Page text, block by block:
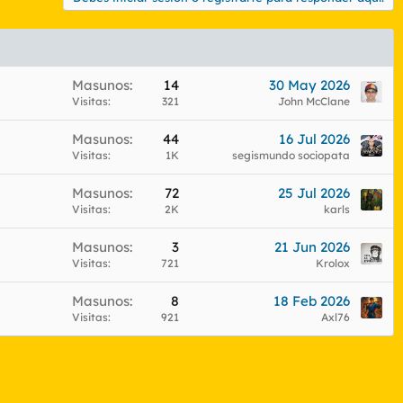
Masunos 14
Visitas 321
30 May 2026
John McClane
Masunos 44
Visitas 1K
16 Jul 2026
segismundo sociopata
Masunos 72
Visitas 2K
25 Jul 2026
karls
Masunos 3
Visitas 721
21 Jun 2026
Krolox
Masunos 8
Visitas 921
18 Feb 2026
Axl76